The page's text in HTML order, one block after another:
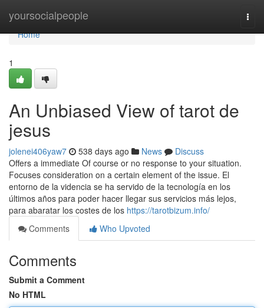
yoursocialpeople
Home
Home
1
An Unbiased View of tarot de
jesus
jolenei406yaw7 538 days ago News
Discuss
Offers a immediate Of course or no response to your situation.
Focuses consideration on a certain element of the issue. El
entorno de la videncia se ha servido de la tecnología en los
últimos años para poder hacer llegar sus servicios más lejos,
para abaratar los costes de los https://tarotbizum.info/
Comments
Who Upvoted
Comments
Submit a Comment
No HTML